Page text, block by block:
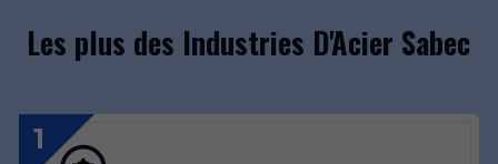
Les plus des Industries D'Acier Sabec
1